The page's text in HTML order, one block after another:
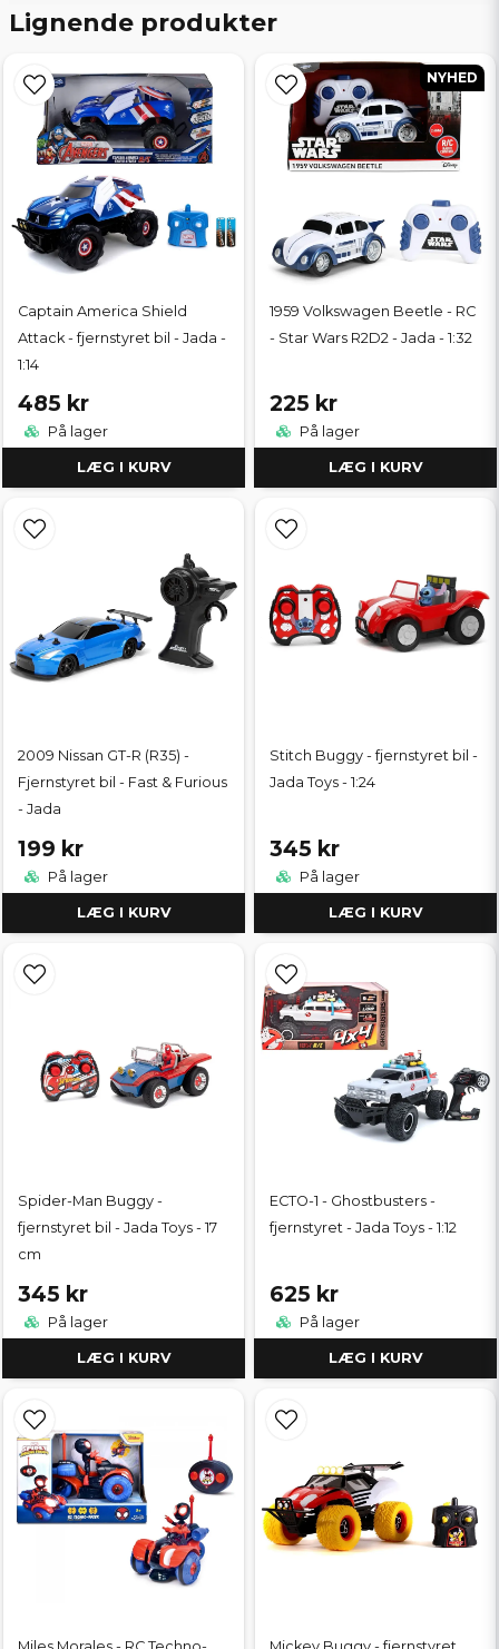
Lignende produkter
Captain America Shield
Attack - fjernstyret bil - Jada -
1:14
485 kr
På lager
LÆG I KURV
1959 Volkswagen Beetle - RC
- Star Wars R2D2 - Jada - 1:32
225 kr
På lager
LÆG I KURV
NYHED
2009 Nissan GT-R (R35) -
Fjernstyret bil - Fast & Furious
- Jada
199 kr
På lager
LÆG I KURV
Stitch Buggy - fjernstyret bil -
Jada Toys - 1:24
345 kr
På lager
LÆG I KURV
Spider-Man Buggy -
fjernstyret bil - Jada Toys - 17
cm
345 kr
På lager
LÆG I KURV
ECTO-1 - Ghostbusters -
fjernstyret - Jada Toys - 1:12
625 kr
På lager
LÆG I KURV